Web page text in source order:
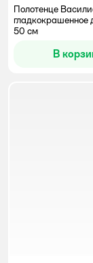
Полотенце
гладкокрашенное
50 см
В